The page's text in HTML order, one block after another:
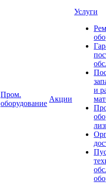
Пром.
оборудование
Акции
Услуги
и